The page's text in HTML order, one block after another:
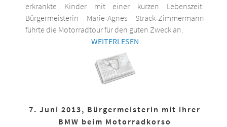
erkrankte Kinder mit einer kurzen Lebenszeit.
Bürgermeisterin Marie-Agnes Strack-Zimmermann
führte die Motorradtour für den guten Zweck an.
WEITERLESEN
7. Juni 2013, Bürgermeisterin mit ihrer
BMW beim Motorradkorso